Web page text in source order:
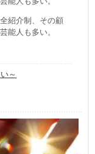
紹介制、その顧
能人も多い。
～